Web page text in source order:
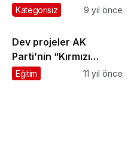
Kolları Başkanlığı’na
Kategorisiz 9 yıl önce
Dev projeler AK
Parti’nin “Kırmızı
Kitabı” na girdi
Eğitim 11 yıl önce